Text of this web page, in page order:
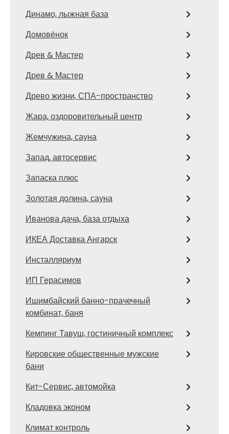
Динамо, лыжная база
Домовёнок
Древ & Мастер
Древ & Мастер
Древо жизни, СПА-пространство
Жара, оздоровительный центр
Жемчужина, сауна
Запад, автосервис
Запаска плюс
Золотая долина, сауна
Иванова дача, база отдыха
ИКЕА Доставка Ангарск
Инсталляриум
ИП Герасимов
Ишимбайский банно-прачечный
комбинат, баня
Кемпинг Тавуш, гостиничный комплекс
Кировские общественные мужские
бани
Кит-Сервис, автомойка
Кладовка эконом
Климат контроль